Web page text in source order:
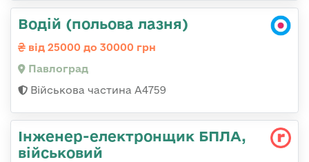
Водій (польова лазня)
від 25000 до 30000 грн
Павлоград
Військова частина А4759
Інженер-електронщик БПЛА,
військовий